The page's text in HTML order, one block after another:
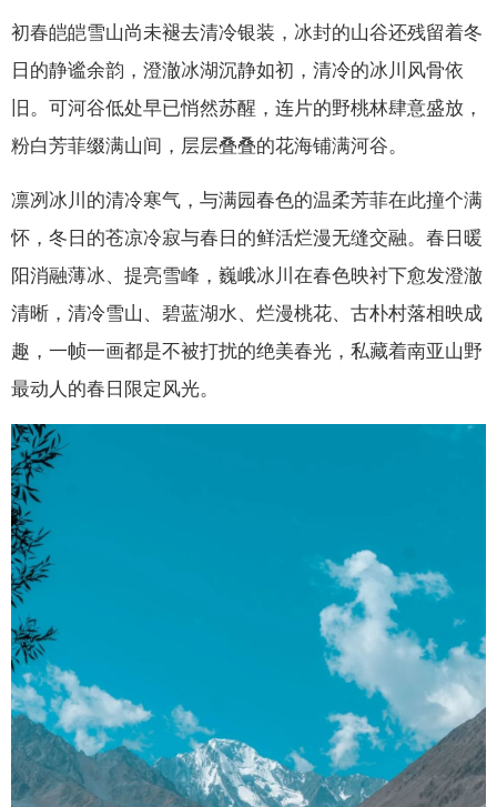
初春皑皑雪山尚未褪去清冷银装，冰封的山谷还残留着冬
日的静谧余韵，澄澈冰湖沉静如初，清冷的冰川风骨依
旧。可河谷低处早已悄然苏醒，连片的野桃林肆意盛放，
粉白芳菲缀满山间，层层叠叠的花海铺满河谷。
凛冽冰川的清冷寒气，与满园春色的温柔芳菲在此撞个满
怀，冬日的苍凉冷寂与春日的鲜活烂漫无缝交融。春日暖
阳消融薄冰、提亮雪峰，巍峨冰川在春色映衬下愈发澄澈
清晰，清冷雪山、碧蓝湖水、烂漫桃花、古朴村落相映成
趣，一帧一画都是不被打扰的绝美春光，私藏着南亚山野
最动人的春日限定风光。